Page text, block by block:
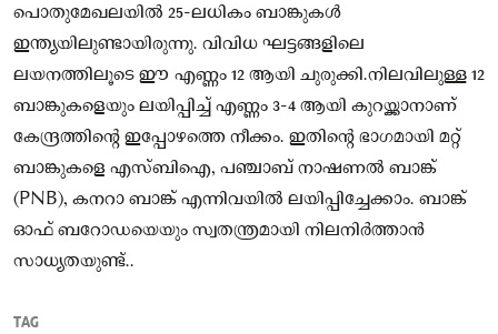
പൊതുമേഖലയിൽ 25-ലധികം ബാങ്കുകൾ
ഇന്ത്യയിലുണ്ടായിരുന്നു. വിവിധ ഘട്ടങ്ങളിലെ
ലയനത്തിലൂടെ ഈ എണ്ണം 12 ആയി ചുരുക്കി.നിലവിലുള്ള 12
ബാങ്കുകളെയും ലയിപ്പിച്ച് എണ്ണം 3-4 ആയി കുറയ്ക്കാനാണ്
കേന്ദ്രത്തിൻ്റെ ഇപ്പോഴത്തെ നീക്കം. ഇതിൻ്റെ ഭാഗമായി മറ്റ്
ബാങ്കുകളെ എസ്ബിഐ, പഞ്ചാബ് നാഷണൽ ബാങ്ക്
(PNB), കനറാ ബാങ്ക് എന്നിവയിൽ ലയിപ്പിച്ചേക്കാം. ബാങ്ക്
ഓഫ് ബറോഡയെയും സ്വതന്ത്രമായി നിലനിർത്താൻ
സാധ്യതയുണ്ട്..
TAG